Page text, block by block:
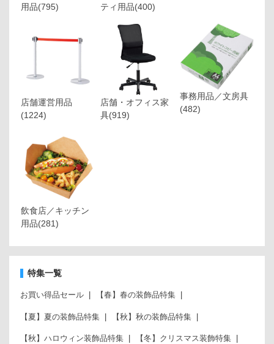
用品(795)
ティ用品(400)
店舗運営用品
(1224)
店舗・オフィス家
具(919)
事務用品／文房具
(482)
飲食店／キッチン
用品(281)
特集一覧
お買い得品セール 【春】春の装飾品特集
【夏】夏の装飾品特集 【秋】秋の装飾品特集
【秋】ハロウィン装飾品特集 【冬】クリスマス装飾特集